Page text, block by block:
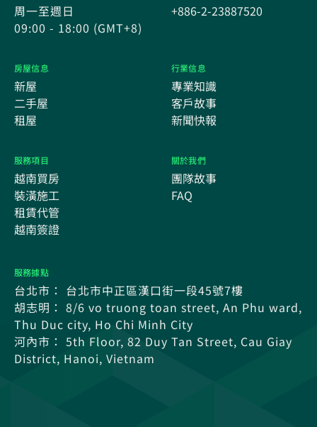
周一至週日
09:00 - 18:00 (GMT+8)
+886-2-23887520
房屋信息
新屋
二手屋
租屋
行業信息
專業知識
客戶故事
新聞快報
服務項目
越南買房
裝潢施工
租賃代管
越南簽證
關於我們
團隊故事
FAQ
服務據點
台北市： 台北市中正區漢口街一段45號7樓
胡志明： 8/6 vo truong toan street, An Phu ward,
Thu Duc city, Ho Chi Minh City
河內市： 5th Floor, 82 Duy Tan Street, Cau Giay
District, Hanoi, Vietnam